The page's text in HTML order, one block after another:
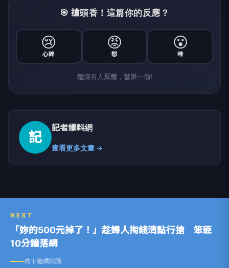
🎯 搶頭香！這篇你的反應？
😢
心碎
😡
怒
😮
哇
還沒有人反應，當第一個!
記
記者爆料網
查看更多文章 →
NEXT
「妳的500元掉了！」趁婦人掏錢清點行搶 笨匪
10分鐘落網
向下繼續閱讀